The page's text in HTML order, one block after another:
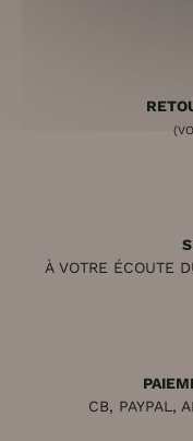
À VOTRE ÉCOUTE
CB, PAYPAL,